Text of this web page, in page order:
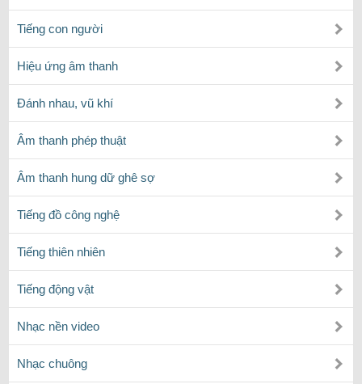
Tiếng con người
Hiệu ứng âm thanh
Đánh nhau, vũ khí
Âm thanh phép thuật
Âm thanh hung dữ ghê sợ
Tiếng đồ công nghệ
Tiếng thiên nhiên
Tiếng động vật
Nhạc nền video
Nhạc chuông